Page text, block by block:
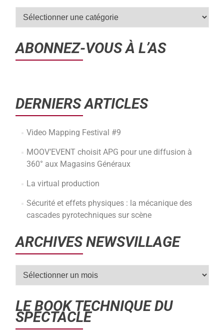
ABONNEZ-VOUS À L’AS
DERNIERS ARTICLES
Video Mapping Festival #9
MOOV’EVENT choisit APG pour une diffusion à
360° aux Magasins Généraux
La virtual production
Sécurité et effets physiques : la mécanique des
cascades pyrotechniques sur scène
ARCHIVES NEWSVILLAGE
LE BOOK TECHNIQUE DU
SPECTACLE